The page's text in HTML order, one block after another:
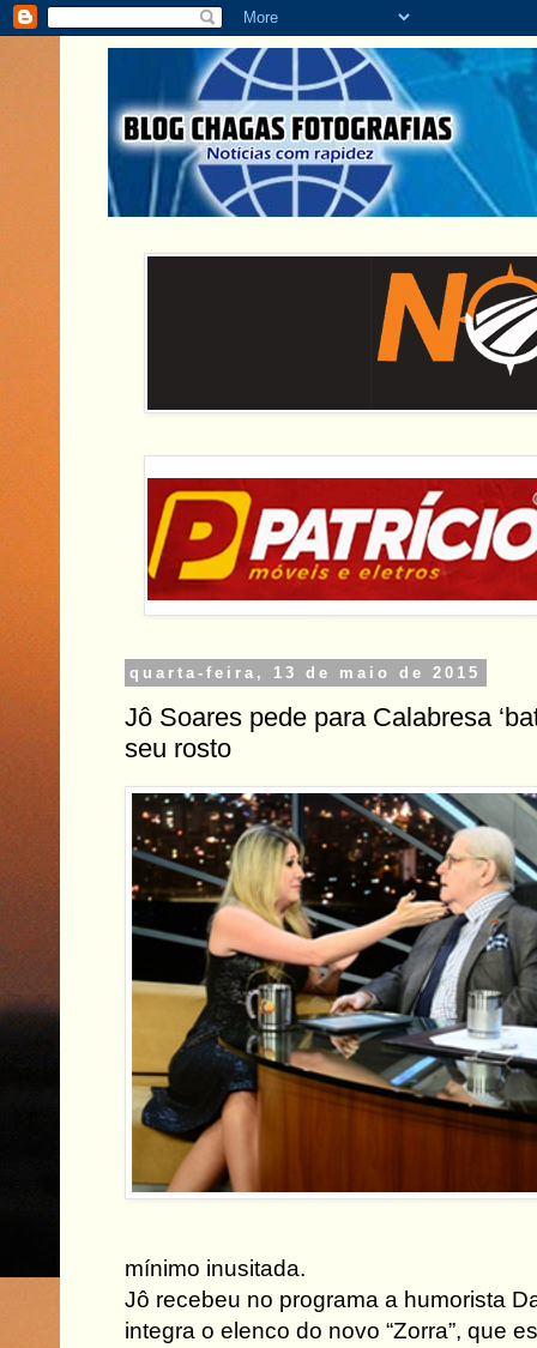
quarta-feira, 13 de maio de 2015
Jô Soares pede para Calabresa
seu rosto
mínimo inusitada.
Jô recebeu no programa a humorista
integra o elenco do novo “Zorra”, que